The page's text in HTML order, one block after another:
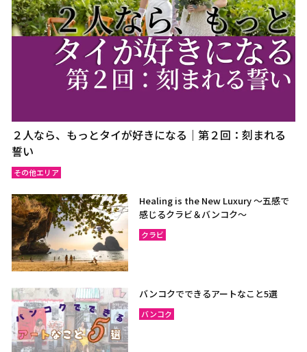
２人なら、もっとタイが好きになる｜第２回：刻まれる
誓い
その他エリア
Healing is the New Luxury ～五感で
感じるクラビ＆バンコク～
クラビ
バンコクでできるアートなこと5選
バンコク